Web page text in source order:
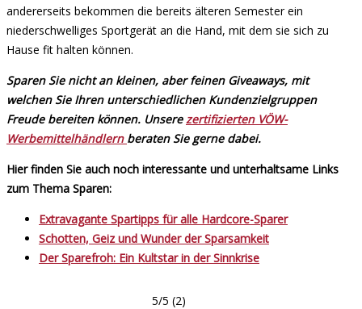
andererseits bekommen die bereits älteren Semester ein
niederschwelliges Sportgerät an die Hand, mit dem sie sich zu
Hause fit halten können.
Sparen Sie nicht an kleinen, aber feinen Giveaways, mit
welchen Sie Ihren unterschiedlichen Kundenzielgruppen
Freude bereiten können. Unsere zertifizierten VÖW-
Werbemittelhändlern beraten Sie gerne dabei.
Hier finden Sie auch noch interessante und unterhaltsame Links
zum Thema Sparen:
Extravagante Spartipps für alle Hardcore-Sparer
Schotten, Geiz und Wunder der Sparsamkeit
Der Sparefroh: Ein Kultstar in der Sinnkrise
5/5 (2)